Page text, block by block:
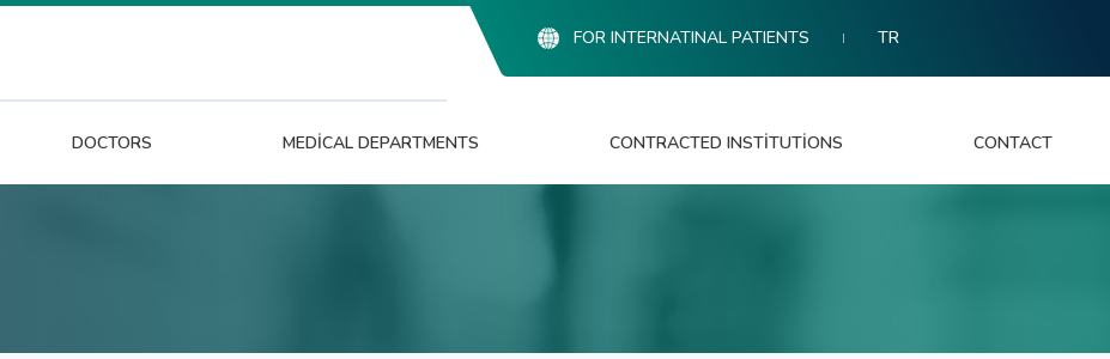
FOR INTERNATINAL PATIENTS TR
DOCTORS MEDICAL DEPARTMENTS CONTRACTED INSTITUTIONS CONTACT